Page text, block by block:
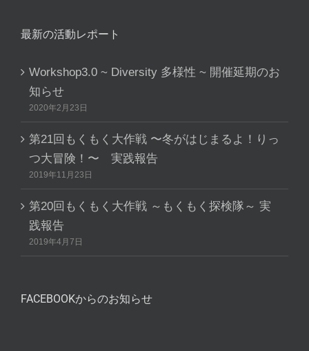
最新の活動レポート
Workshop3.0 ~ Diversity 多様性 ~ 開催延期のお
知らせ
2020年2月23日
第21回もくもく大作戦 〜冬がはじまるよ！りっ
つ大冒険！〜 実践報告
2019年11月23日
第20回もくもく大作戦 ～もくもく探検隊～ 実
践報告
2019年4月7日
FACEBOOKからのお知らせ